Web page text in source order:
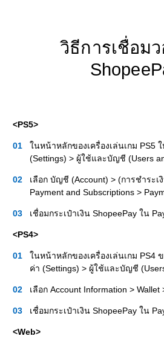
วิธีการเชื่อม
<PS5>
ในหน้าหลักของเครื่องเล่นเกม PS5
(Settings) > ผู้ใช้และบัญชี (Users
เลือก บัญชี (Account) > (การชำระ
Payment and Subscriptions >
เชื่อมกระเป๋าเงิน ShopeePay ใน
<PS4>
ในหน้าหลักของเครื่องเล่นเกม PS4
ค่า (Settings) > ผู้ใช้และบัญชี
เลือก Account Information > Wallet
เชื่อมกระเป๋าเงิน ShopeePay ใน
<Web>